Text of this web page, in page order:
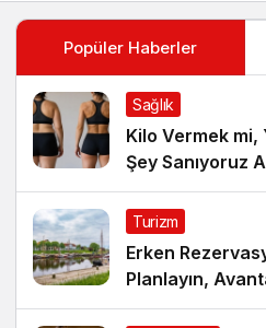
Popüler Haberler
Sağlık
Kilo Vermek mi,
Şey Sanıyoruz
Turizm
Erken
Planlayın,